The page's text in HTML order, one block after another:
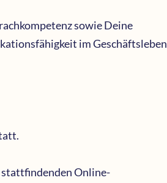
sowie Deine
im Geschäftsleben
Online-